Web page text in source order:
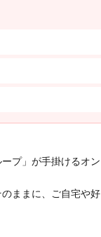
プ」が手掛けるオ
ままに、ご自宅や